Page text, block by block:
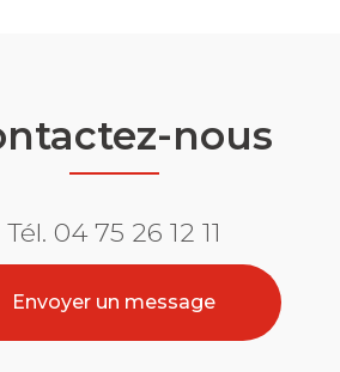
nous
Tél. 04 75 26 12 11
Envoyer un message